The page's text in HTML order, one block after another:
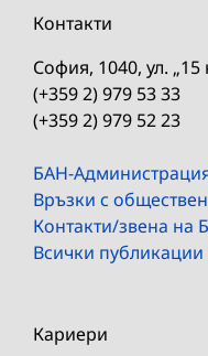
Контакти
София, 1040, ул.
(+359 2) 979 53 33
(+359 2) 979 52 23
БАН-
Връзки с
Контакти/звена на
Всички публикации
Кариери